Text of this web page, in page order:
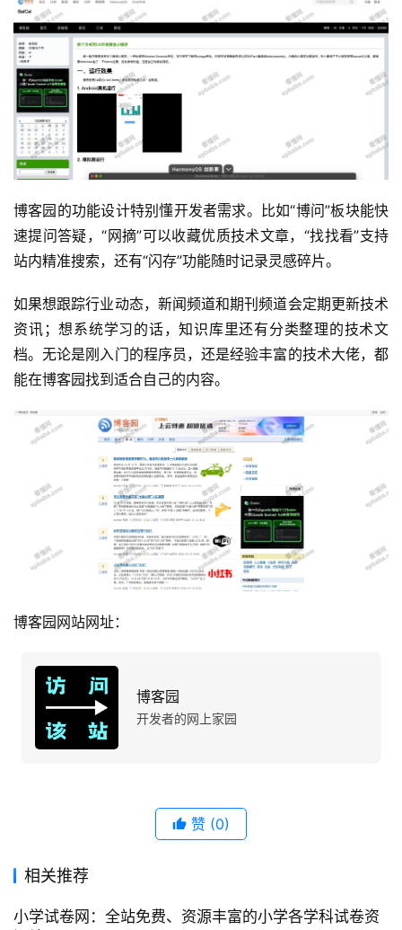
运
营
产
品
博客园的功能设计特别懂开发者需求。比如“博问”板块能快
速提问答疑，“网摘”可以收藏优质技术文章，“找找看”支持
站内精准搜索，还有“闪存”功能随时记录灵感碎片。
如果想跟踪行业动态，新闻频道和期刊频道会定期更新技术
资讯；想系统学习的话，知识库里还有分类整理的技术文
档。无论是刚入门的程序员，还是经验丰富的技术大佬，都
能在博客园找到适合自己的内容。
博客园网站网址：
博客园
开发者的网上家园
赞 (0)
相关推荐
小学试卷网：全站免费、资源丰富的小学各学科试卷资